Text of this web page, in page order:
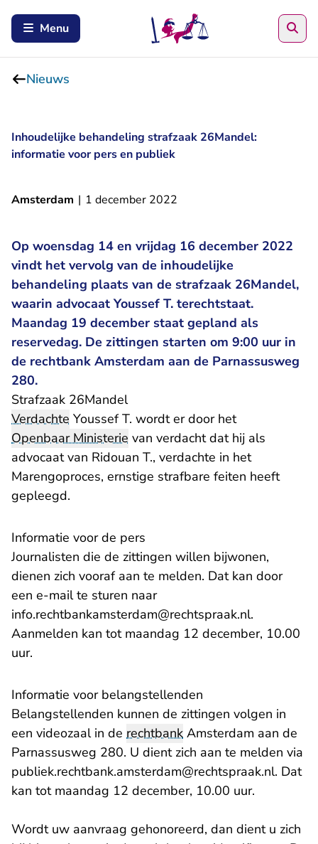
Menu
Nieuws
Inhoudelijke behandeling strafzaak 26Mandel:
informatie voor pers en publiek
Amsterdam | 1 december 2022
Op woensdag 14 en vrijdag 16 december 2022
vindt het vervolg van de inhoudelijke
behandeling plaats van de strafzaak 26Mandel,
waarin advocaat Youssef T. terechtstaat.
Maandag 19 december staat gepland als
reservedag. De zittingen starten om 9:00 uur in
de rechtbank Amsterdam aan de Parnassusweg
280.
Strafzaak 26Mandel
Verdachte Youssef T. wordt er door het
Openbaar Ministerie van verdacht dat hij als
advocaat van Ridouan T., verdachte in het
Marengoproces, ernstige strafbare feiten heeft
gepleegd.
Informatie voor de pers
Journalisten die de zittingen willen bijwonen,
dienen zich vooraf aan te melden. Dat kan door
een e-mail te sturen naar
info.rechtbankamsterdam@rechtspraak.nl- U verlaat
.
Aanmelden kan tot maandag 12 december, 10.00
uur.
Informatie voor belangstellenden
Belangstellenden kunnen de zittingen volgen in
een videozaal in de rechtbank Amsterdam aan de
Parnassusweg 280. U dient zich aan te melden via
publiek.rechtbank.amsterdam@rechtspraak.n- U
l. Dat
kan tot maandag 12 december, 10.00 uur.
Wordt uw aanvraag gehonoreerd, dan dient u zich